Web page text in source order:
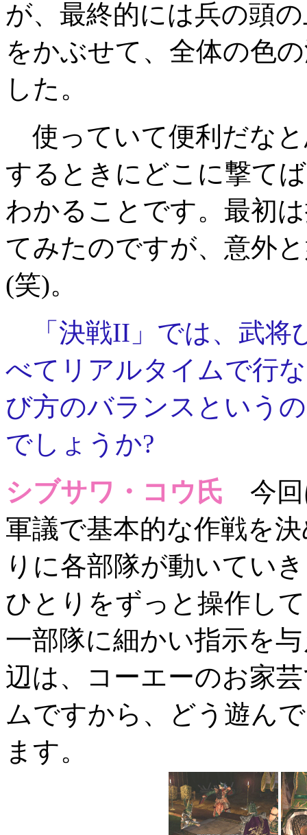
が、最終的には兵の頭
をかぶせて、全体の色
した。
使っていて便利だな
するときにどこに撃て
わかることです。最初
てみたのですが、意外
(笑)。
「決戦II」では、武将
べてリアルタイムで行
び方のバランスという
でしょうか?
シブサワ・コウ氏 今回
軍議で基本的な作戦を
りに各部隊が動いてい
ひとりをずっと操作し
一部隊に細かい指示を
辺は、コーエーのお家
ムですから、どう遊ん
ます。